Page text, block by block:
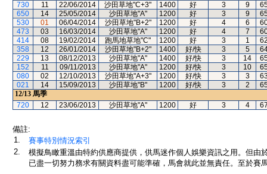
730
11 22/06/2014 沙田草地"C+3" 1400 好 3 9
650
14 25/05/2014 沙田草地"A" 1200 好 3 9
530
01 06/04/2014 沙田草地"B+2" 1200 好 4 6
473
03 16/03/2014 沙田草地"A" 1200 好 4 7
414
08 19/02/2014 跑馬地草地"C" 1200 好 3 1
358
12 26/01/2014 沙田草地"B+2" 1400 好/快 3 5
229
13 08/12/2013 沙田草地"A" 1400 好/快 3 14
152
11 09/11/2013 沙田草地"A" 1200 好/快 3 10
080
02 12/10/2013 沙田草地"A+3" 1200 好/快 3 3
021
14 15/09/2013 沙田草地"B" 1200 好/快 3 2
12/13 馬季
720
12 23/06/2013 沙田草地"A" 1200 好 3 4
備註:
1.
賽事特別情況索引
2.
模擬鳥瞰重溫由特約供應商提供，供馬迷作個人娛樂資訊之用。但
已盡一切努力務求有關資料盡可能準確，馬會就此並無責任。至於賽